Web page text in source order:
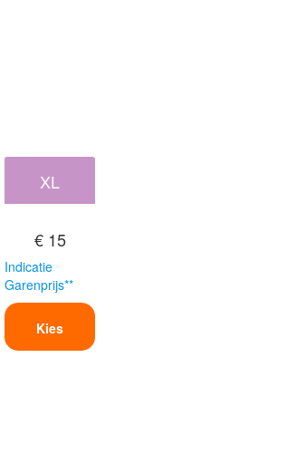
XL
€ 15
Indicatie
Garenprijs**
Kies